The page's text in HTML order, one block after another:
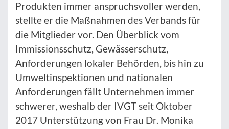
Produkten immer anspruchsvoller werden,
stellte er die Maßnahmen des Verbands für
die Mitglieder vor. Den Überblick vom
Immissionsschutz, Gewässerschutz,
Anforderungen lokaler Behörden, bis hin zu
Umweltinspektionen und nationalen
Anforderungen fällt Unternehmen immer
schwerer, weshalb der IVGT seit Oktober
2017 Unterstützung von Frau Dr. Monika